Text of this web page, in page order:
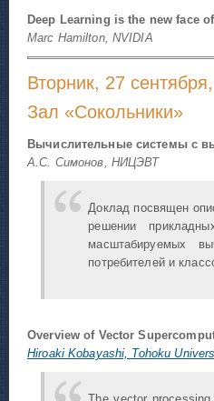
Deep Learning is the new face
Marc Hamilton, NVIDIA
Вторник, 27
Зал «Сокольники»
Вычислительные системы с
А.С. Симонов, НИЦЭВТ
Доклад посвящен
решении
масштабируемых
потребителей и
Overview of Vector
Hiroaki Kobayashi, Tohoku
The vector